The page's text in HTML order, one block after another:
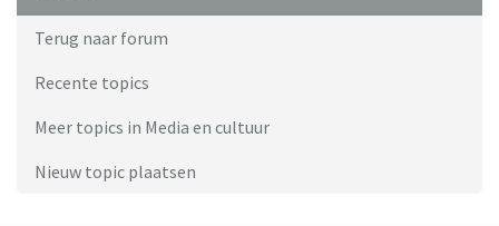
Terug naar forum
Recente topics
Meer topics in Media en cultuur
Nieuw topic plaatsen